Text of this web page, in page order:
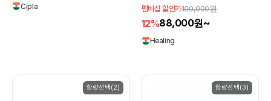
Cipla 멤버십 할인가100,000원
12%88,000원~
Healing
함량선택(2) 함량선택(3)